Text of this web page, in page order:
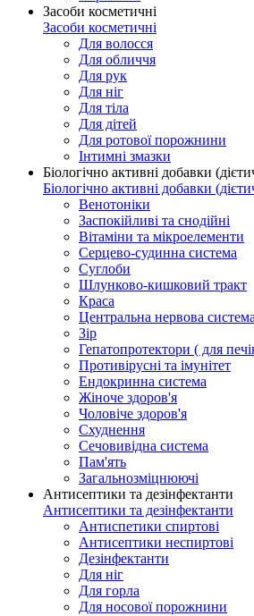
Засоби косметичні
Засоби косметичні
Для волосся
Для обличчя
Для рук
Для ніг
Для тіла
Для дітей
Для ротової порожнини
Інтимні змазки
Біологічно активні добавки
Біологічно активні добавки
Венотоніки
Заспокійливі та снодійні
Вітаміни та мікроелементи
Серцево-судинна система
Суглоби
Шлунково-кишковий тракт
Краса
Центральна нервова система
Зір
Гепатопротектори ( для
Противірусні та імунітет
Ендокринна система
Жіноче здоров'я
Чоловіче здоров'я
Схуднення
Сечовивідна система
Пам'ять
Загальнозміцнюючі
Антисептики та дезінфектанти
Антисептики та дезінфектанти
Антиспетики спиртові
Антисептики неспиртові
Дезінфектанти
Для ніг
Для горла
Для носової порожнини